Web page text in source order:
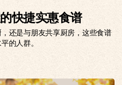
快捷实惠食谱
还是与朋友共享厨房，这些食谱
的人群。